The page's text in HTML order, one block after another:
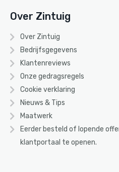
Over Zintuig
Over Zintuig
Bedrijfsgegevens
Klantenreviews
Onze gedragsregels
Cookie verklaring
Nieuws & Tips
Maatwerk
Eerder besteld of lopende
klantportaal te openen.